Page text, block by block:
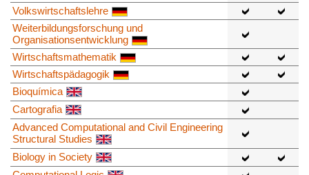
Volkswirtschaftslehre
Weiterbildungsforschung und
Organisationsentwicklung
Wirtschaftsmathematik
Wirtschaftspädagogik
Bioquímica
Cartografia
Advanced Computational and Civil Engineering
Structural Studies
Biology in Society